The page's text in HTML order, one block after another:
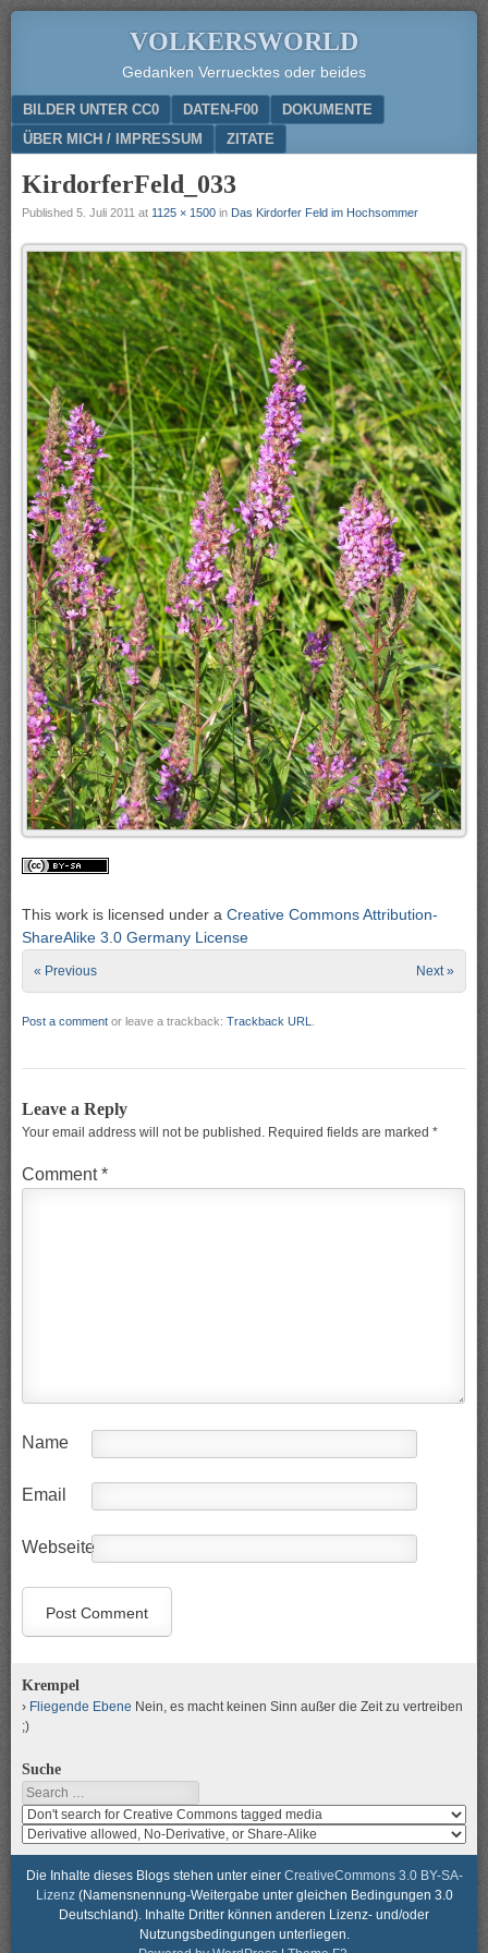
VOLKERSWORLD
Gedanken Verruecktes oder beides
Menu
SKIP TO CONTENT
BILDER UNTER CC0 DATEN-F00
DOKUMENTE
ÜBER MICH / IMPRESSUM
ZITATE
KirdorferFeld_033
Published 5. Juli 2011 at 1125 × 1500 in Das Kirdorfer Feld im Hochsommer
This work is licensed under a Creative Commons Attribution-
ShareAlike 3.0 Germany License
« Previous Next »
Post a comment or leave a trackback: Trackback URL
Leave a Reply
Your email address will not be published. Required fields are marked *
Comment*
Name
Email
Webseite
Krempel
Fliegende Ebene Nein, es macht keinen Sinn außer die Zeit zu vertreiben
;)
Suche
Search
Search
media
for
usage
rights
search
media
for
modification
Die Inhalte dieses Blogs stehen unter einer CreativeCommons 3.0 BY-SA-
Lizenz(Namensnennung-Weitergabe unter gleichen Bedingungen 3.0
Deutschland). Inhalte Dritter können anderen Lizenz- und/oder
Nutzungsbedingungen unterliegen.